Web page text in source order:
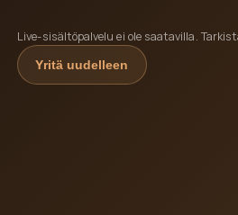
Live-sisältöpalvelu ei ole saatavilla.
Yritä uudelleen